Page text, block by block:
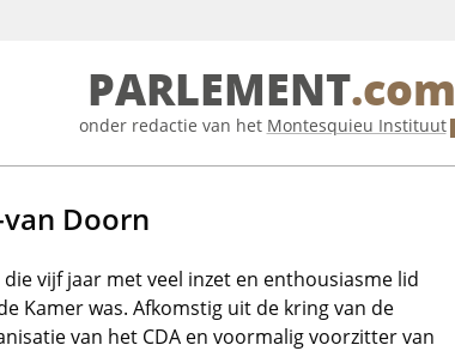
PARLEMENT.com
onder redactie van het Montesquieu Instituut
Doorn
die vijf jaar met veel inzet en enthousiasme lid
Kamer was. Afkomstig uit de kring van de
van het CDA en voormalig voorzitter van